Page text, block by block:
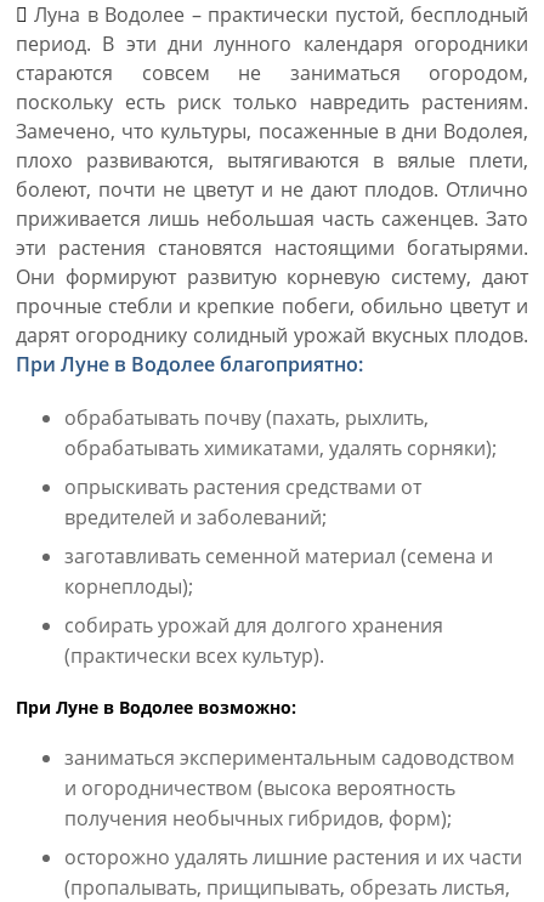
Луна в Водолее – практически пустой, бесплодный
период. В эти дни лунного календаря огородники
стараются совсем не заниматься огородом,
поскольку есть риск только навредить растениям.
Замечено, что культуры, посаженные в дни Водолея,
плохо развиваются, вытягиваются в вялые плети,
болеют, почти не цветут и не дают плодов. Отлично
приживается лишь небольшая часть саженцев. Зато
эти растения становятся настоящими богатырями.
Они формируют развитую корневую систему, дают
прочные стебли и крепкие побеги, обильно цветут и
дарят огороднику солидный урожай вкусных плодов.
При Луне в Водолее благоприятно:
обрабатывать почву (пахать, рыхлить,
обрабатывать химикатами, удалять сорняки);
опрыскивать растения средствами от
вредителей и заболеваний;
заготавливать семенной материал (семена и
корнеплоды);
собирать урожай для долгого хранения
(практически всех культур).
При Луне в Водолее возможно:
заниматься экспериментальным садоводством
и огородничеством (высока вероятность
получения необычных гибридов, форм);
осторожно удалять лишние растения и их части
(пропалывать, прищипывать, обрезать листья,